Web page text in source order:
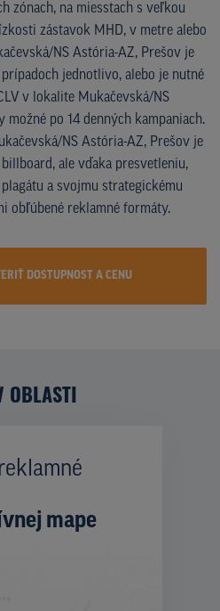
zónach, na miesstach s veľkou
zástavok MHD, v metre alebo
NS Astória-AZ, Prešov je
jednotlivo, alebo je nutné
v lokalite Mukačevská/NS
po 14 denných kampaniach.
NS Astória-AZ, Prešov je
ale vďaka presvetleniu,
a svojmu strategickému
obľúbené reklamné formáty.
DOSTUPNOST A CENU
OBLASTI
mape